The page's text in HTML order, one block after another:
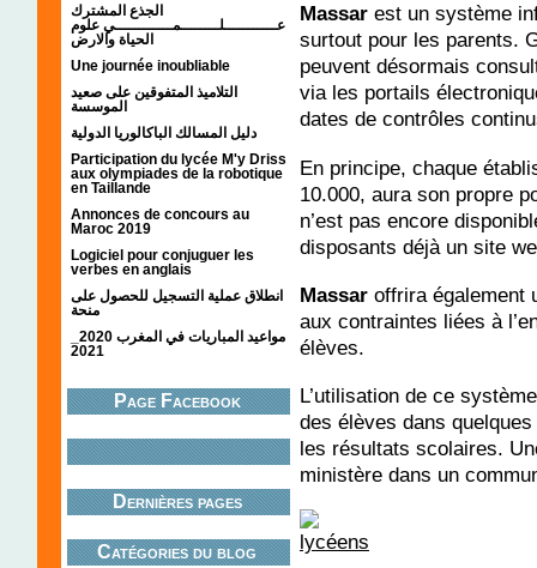
الجذع المشترك
عـــــــــــلــــــــمــــــــــــي علوم
الحياة والارض
Une journée inoubliable
التلاميذ المتفوقين على صعيد
الموسسة
دليل المسالك الباكالوريا الدولية
Participation du lycée M'y Driss
aux olympiades de la robotique
en Taillande
Annonces de concours au
Maroc 2019
Logiciel pour conjuguer les
verbes en anglais
انطلاق عملية التسجيل للحصول على
منحة
2021
Page Facebook
Dernières pages
Catégories du blog
Massar est un système
surtout pour les parents.
peuvent désormais
via les portails
dates de contrôles
En principe, chaque
10.000, aura son propre
n’est pas encore
disposants déjà un site
Massar offrira également
aux contraintes liées à
élèves.
L’utilisation de ce
des élèves dans
les résultats scolaires.
ministère dans un